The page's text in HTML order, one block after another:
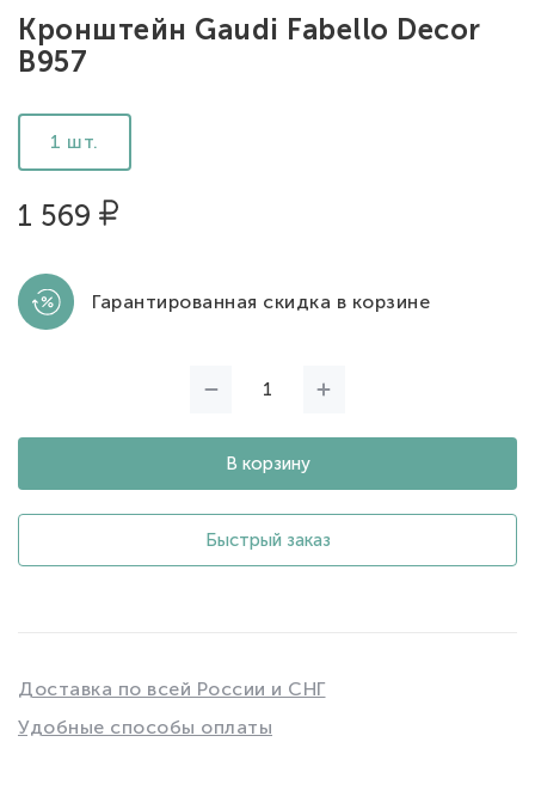
Кронштейн Gaudi Fabello Decor
B957
1 шт.
1 569
Гарантированная скидка в корзине
В корзину
Быстрый заказ
Доставка по всей России и СНГ
Удобные способы оплаты